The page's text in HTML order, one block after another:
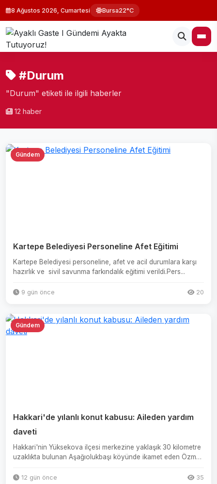
8 Ağustos 2026, Cumartesi Bursa22°C
#Durum
"Durum" etiketi ile ilgili haberler
12 haber
Gündem
Kartepe Belediyesi Personeline Afet Eğitimi
Kartepe Belediyesi personeline, afet ve acil durumlara karşı
hazırlık ve sivil savunma farkındalık eğitimi verildi.Pers...
9 gün önce 20
Gündem
Hakkari'de yılanlı konut kabusu: Aileden yardım
daveti
Hakkari'nin Yüksekova ilçesi merkezine yaklaşık 30 kilometre
uzaklıkta bulunan Aşağıolukbaşı köyünde ikamet eden Özmen
12 gün önce 35